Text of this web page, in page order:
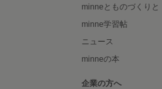
minneとものづくりと
minne学習帖
ニュース
minneの本
企業の方へ